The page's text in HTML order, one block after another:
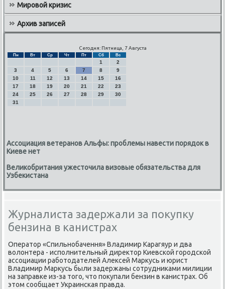
Мировой кризис
Архив записей
Сегодня: Пятница, 7 Августа
Пн Вт Ср Чт Пт Сб Вс
1
2
3
4 5 6 7 8
9
10
11 12 13 14 15
16
17
18 19 20 21 22
23
24
25 26 27 28 29
30
31
Ассоциация ветеранов Альфы: проблемы навести порядок в
Киеве нет
Великобритания ужесточила визовые обязательства для
Узбекистана
Журналиста задержали за покупку
бензина в канистрах
Оператор «Спильнобачення» Владимир Карагяур и два
волонтера - исполнительный директор Киевской городской
ассоциации работодателей Алексей Маркусь и юрист
Владимир Маркусь были задержаны сотрудниками милиции
на заправке из-за того, что покупали бензин в канистрах. Об
этом сообщает Украинская правда.